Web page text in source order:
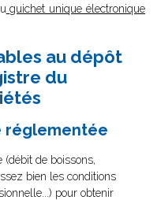
guichet unique électronique
au dépôt
du
réglementée
(débit de boissons,
bien les conditions
pour obtenir